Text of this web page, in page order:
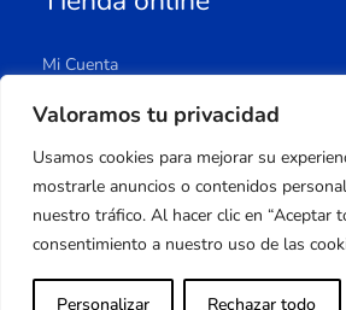
Valoramos tu privacidad
Usamos cookies para mejorar su
mostrarle anuncios o contenidos
nuestro tráfico. Al hacer clic en “Aceptar
consentimiento a nuestro uso de las
Personalizar Rechazar todo
Mi Cuenta
Carrito
Lista De Deseos
Copyright © 2023 Apuleyo